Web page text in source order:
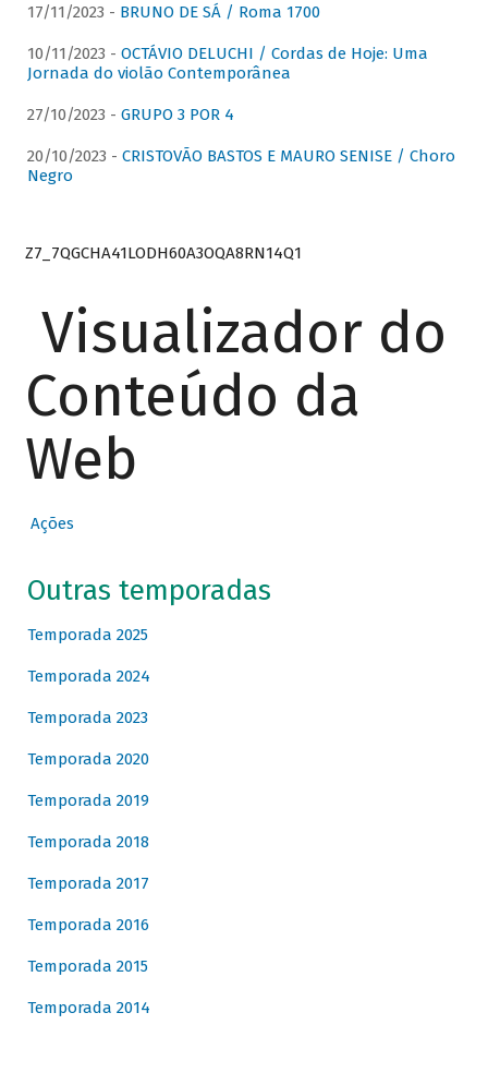
17/11/2023 - BRUNO DE SÁ / Roma 1700
10/11/2023 - OCTÁVIO DELUCHI / Cordas de Hoje: Uma
Jornada do violão Contemporânea
27/10/2023 - GRUPO 3 POR 4
20/10/2023 - CRISTOVÃO BASTOS E MAURO SENISE / Choro
Negro
Z7_7QGCHA41LODH60A3OQA8RN14Q1
Visualizador do
Conteúdo da
Web
Ações
Outras temporadas
Temporada 2025
Temporada 2024
Temporada 2023
Temporada 2020
Temporada 2019
Temporada 2018
Temporada 2017
Temporada 2016
Temporada 2015
Temporada 2014